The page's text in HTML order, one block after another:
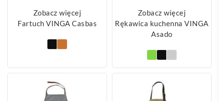
Zobacz więcej
Fartuch VINGA Casbas
Zobacz więcej
Rękawica kuchenna VINGA
Asado